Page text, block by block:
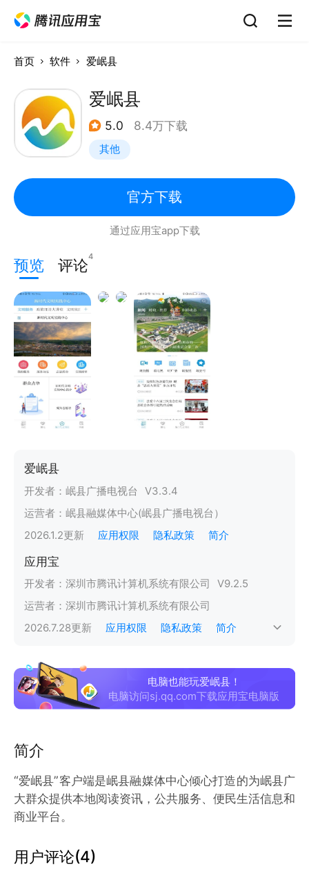
首页 软件 爱岷县
爱岷县
5.0 8.4万下载
其他
官方下载
通过应用宝app下载
预览 评论4
爱岷县
开发者： 岷县广播电视台 V3.3.4
运营者： 岷县融媒体中心(岷县广播电视台）
2026.1.2更新 应用权限 隐私政策 简介
应用宝
开发者： 深圳市腾讯计算机系统有限公司 V9.2.5
运营者： 深圳市腾讯计算机系统有限公司
2026.7.28更新 应用权限 隐私政策 简介
电脑也能玩爱岷县！
电脑访问sj.qq.com下载应用宝电脑版
简介
“爱岷县”客户端是岷县融媒体中心倾心打造的为岷县广
大群众提供本地阅读资讯，公共服务、便民生活信息和
商业平台。
用户评论(4)